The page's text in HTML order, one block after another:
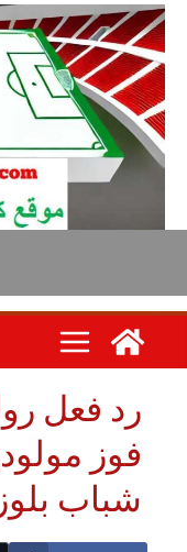
فعل
مولودية
بلوزداد